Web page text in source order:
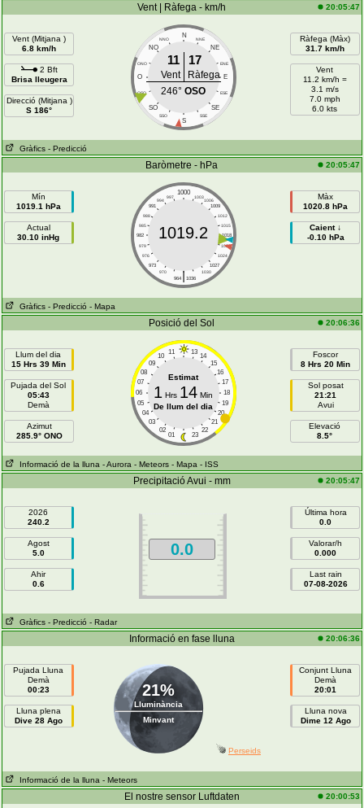
Vent | Ràfega - km/h 20:05:47
Vent (Mitjana )
6.8 km/h
2 Bft
Brisa lleugera
Direcció (Mitjana )
S 186°
N
NNO NNE
NO NE
ONO ENE
O E
OSO ESE
SO SE
SSO SSE
S
11 17
Vent
Ràfega
246°OSO
Ràfega (Màx)
31.7 km/h
Vent
11.2 km/h =
3.1 m/s
7.0 mph
6.0 kts
Gràfics - Predicció
Baròmetre - hPa 20:05:47
Mín
1019.1 hPa
Actual
30.10 inHg
1000
997 1003
994
1006
991
1009
988
1012
985
1015
982
1018
979
1021
976
1024
973
1027
970
1030
|
964 1036
1019.2
Màx
1020.8 hPa
Caient ↓
-0.10 hPa
Gràfics - Predicció - Mapa
Posició del Sol 20:06:36
Llum del dia
15 Hrs 39 Min
Pujada del Sol
05:43
Demà
Azimut
285.9° ONO
11 13
10
14
09
15
08
16
07
17
06
18
05
19
04
20
03
21
02
22
01 23
Estimat
1 Hrs 14 Min
De llum del dia
Foscor
8 Hrs 20 Min
Sol posat
21:21
Avui
Elevació
8.5°
Informació de la lluna - Aurora - Meteors - Mapa - ISS
Precipitació Avui - mm 20:05:47
2026
240.2
Agost
5.0
Ahir
0.6
0.0
Última hora
0.0
Valorar/h
0.000
Last rain
07-08-2026
Gràfics - Predicció - Radar
Informació en fase lluna 20:06:36
Pujada Lluna
Demà
00:23
Lluna plena
Dive 28 Ago
21%
Lluminància
Minvant
Conjunt Lluna
Demà
20:01
Lluna nova
Dime 12 Ago
Perseids
Informació de la lluna - Meteors
El nostre sensor Luftdaten 20:00:53